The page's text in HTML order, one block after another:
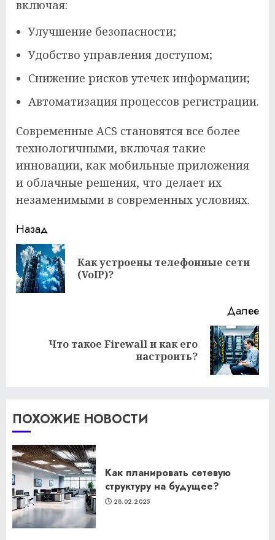
включая:
Улучшение безопасности;
Удобство управления доступом;
Снижение рисков утечек информации;
Автоматизация процессов регистрации.
Современные ACS становятся все более
технологичными, включая такие
инновации, как мобильные приложения
и облачные решения, что делает их
незаменимыми в современных условиях.
Продолжить
чтение
Назад
Как устроены телефонные сети
(VoIP)?
Далее
Следующая
Что такое Firewall и как его
настроить?
ПОХОЖИЕ НОВОСТИ
Как планировать сетевую
структуру на будущее?
28.02.2025